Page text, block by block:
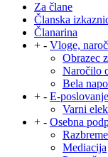
Za člane
Članska
Članarina
+ - Vloge,
Obrazec
Naročilo
Bela
+ - E-
Varni
+ - Osebna
Mediacija